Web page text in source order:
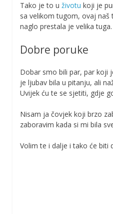
Tako je to u životu koji je
sa velikom tugom, ovaj naš
naglo prestala je velika tuga.
Dobre poruke
Dobar smo bili par, par koji
je ljubav bila u pitanju, ali
Uvijek ću te se sjetiti, gdje
Nisam ja čovjek koji brzo
zaboravim kada si mi bila
Volim te i dalje i tako će biti